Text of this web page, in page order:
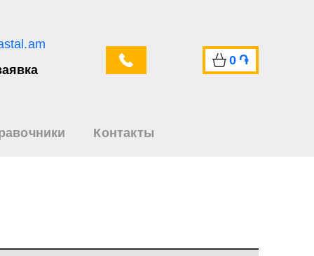
0 ֏
Контакты